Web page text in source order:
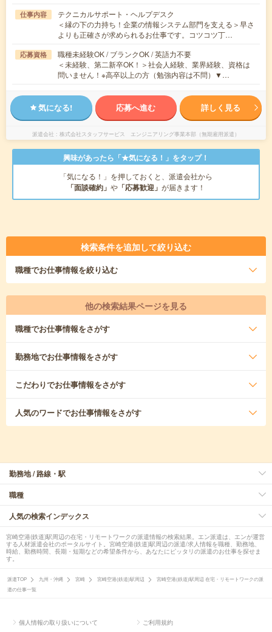
仕事内容
テクニカルサポート・ヘルプデスク
＜縁の下の力持ち！企業の情報システム部門を支える＞早さ
よりも正確さが求められるお仕事です。コツコツ丁…
応募資格
職種未経験OK / ブランクOK / 英語力不要
＜未経験、第二新卒OK！＞社会人経験、業界経験、資格は
問いません！※高卒以上の方（勉強内容は不問）▼…
気になる! 応募へ進む 詳しく見る
派遣会社 株式会社スタッフサービス エンジニアリング事業本部（無期雇用派遣）
興味があったら「★気になる！」をタップ！
「気になる！」を押しておくと、派遣会社から
「面談確約」 や 「応募歓迎」 が届きます！
検索条件を追加して絞り込む
職種でお仕事情報を絞り込む
他の検索結果ページを見る
職種でお仕事情報をさがす
勤務地でお仕事情報をさがす
こだわりでお仕事情報をさがす
人気のワードでお仕事情報をさがす
勤務地 / 路線・駅
職種
人気の検索インデックス
宮崎空港(鉄道)駅周辺の在宅・リモートワークの派遣情報の検索結果。エン派遣は、エンが運営
する人材派遣会社のポータルサイト。宮崎空港(鉄道)駅周辺の派遣/求人情報を職種、勤務地、
時給、勤務時間、長期・短期などの希望条件から、あなたにピッタリの派遣のお仕事を探せま
す。
派遣TOP 九州・沖縄 宮崎 宮崎空港(鉄道)駅周辺
宮崎空港(鉄道)駅周辺 在宅・リモートワークの派
遣の仕事一覧
個人情報の取り扱いについて ご利用規約